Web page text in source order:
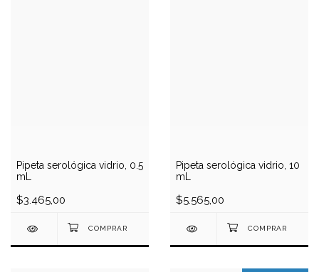
Pipeta serológica vidrio, 0.5
mL
$3.465,00
Pipeta serológica vidrio, 10
mL
$5.565,00